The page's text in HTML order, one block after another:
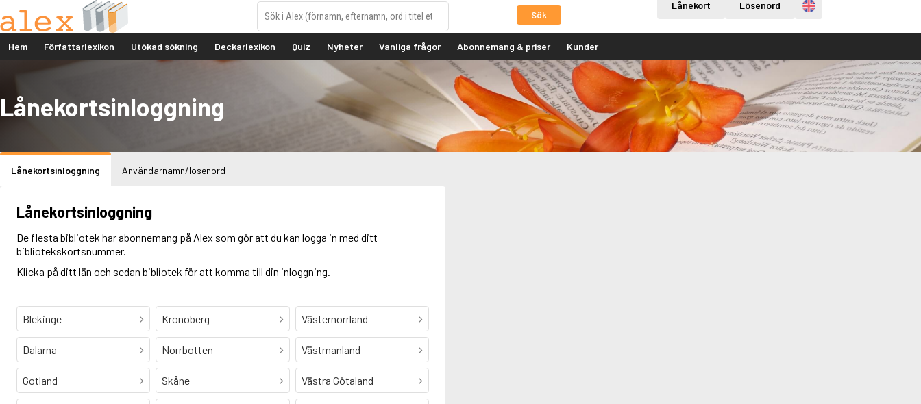
Sök
Lånekort Lösenord Engelska
Hem Författarlexikon Utökad sökning Deckarlexikon Quiz Nyheter Vanliga frågor Abonnemang & priser Kunder
Lånekortsinloggning
Lånekortsinloggning Användarnamn/lösenord
Lånekortsinloggning
De flesta bibliotek har abonnemang på Alex som gör att du kan logga in med ditt
bibliotekskortsnummer.
Klicka på ditt län och sedan bibliotek för att komma till din inloggning.
Blekinge
Dalarna
Gotland
Kronoberg
Norrbotten
Skåne
Västernorrland
Västmanland
Västra Götaland